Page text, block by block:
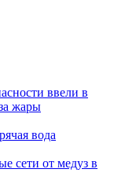
ввели в
жары
вода
сети от медуз в